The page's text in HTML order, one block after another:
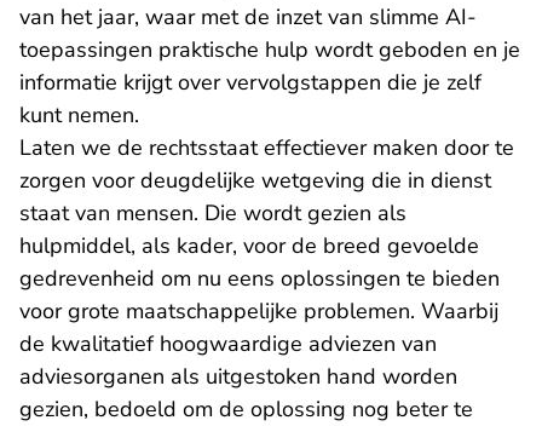
van het jaar, waar met de inzet van slimme AI-
toepassingen praktische hulp wordt geboden en je
informatie krijgt over vervolgstappen die je zelf
kunt nemen.
Laten we de rechtsstaat effectiever maken door te
zorgen voor deugdelijke wetgeving die in dienst
staat van mensen. Die wordt gezien als
hulpmiddel, als kader, voor de breed gevoelde
gedrevenheid om nu eens oplossingen te bieden
voor grote maatschappelijke problemen. Waarbij
de kwalitatief hoogwaardige adviezen van
adviesorganen als uitgestoken hand worden
gezien, bedoeld om de oplossing nog beter te